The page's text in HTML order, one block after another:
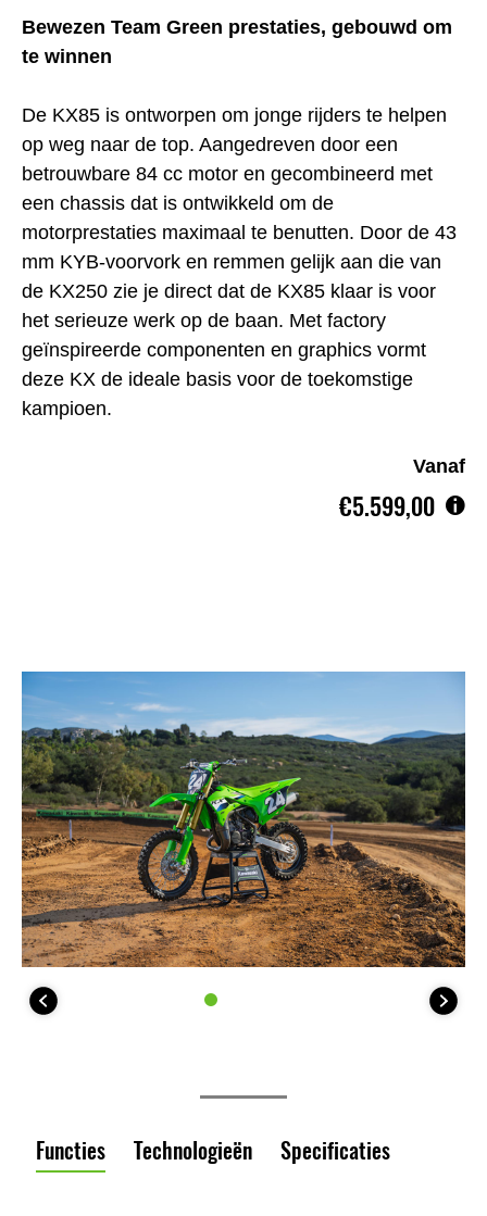
Bewezen Team Green prestaties, gebouwd om
te winnen
De KX85 is ontworpen om jonge rijders te helpen
op weg naar de top. Aangedreven door een
betrouwbare 84 cc motor en gecombineerd met
een chassis dat is ontwikkeld om de
motorprestaties maximaal te benutten. Door de 43
mm KYB-voorvork en remmen gelijk aan die van
de KX250 zie je direct dat de KX85 klaar is voor
het serieuze werk op de baan. Met factory
geïnspireerde componenten en graphics vormt
deze KX de ideale basis voor de toekomstige
kampioen.
Vanaf
€5.599,00
Functies Technologieën Specificaties